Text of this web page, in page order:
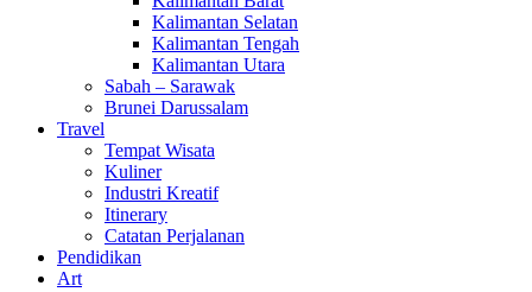
Kalimantan Selatan
Kalimantan Tengah
Kalimantan Utara
Sabah – Sarawak
Brunei Darussalam
Travel
Tempat Wisata
Kuliner
Industri Kreatif
Itinerary
Catatan Perjalanan
Pendidikan
Art